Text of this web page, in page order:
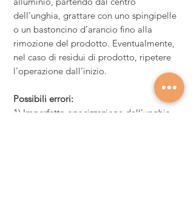
dell’unghia, grattare con uno spingipelle
o un bastoncino d’arancio fino alla
rimozione del prodotto. Eventualmente,
nel caso di residui di prodotto, ripetere
l’operazione dall’inizio.
Possibili errori:
1) Imperfetta opacizzazione dell’unghia